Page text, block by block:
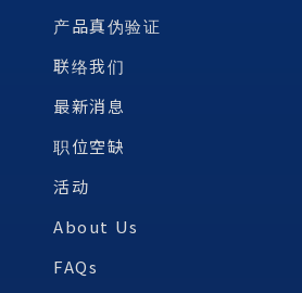
产品真伪验证
联络我们
最新消息
职位空缺
活动
About Us
FAQs